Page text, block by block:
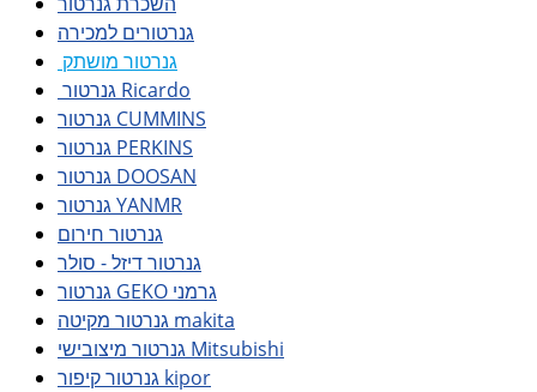
גנרטורים למכירה
גנרטור מושתק
גנרטור Ricardo
גנרטור CUMMINS
גנרטור PERKINS
גנרטור DOOSAN
גנרטור YANMR
גנרטור חירום
גנרטור דיזל - סולר
גנרטור GEKO גרמני
גנרטור מקיטה makita
גנרטור מיצובישי Mitsubishi
גנרטור קיפור kipor